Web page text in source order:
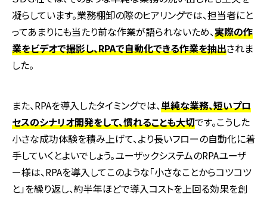
凝らしています。業務棚卸の際のヒアリングでは、担当者にと
ってあまりにも当たり前な作業が語られないため、実際の作
業をビデオで撮影し、RPAで自動化できる作業を抽出されま
した。
また、RPAを導入したタイミングでは、単純な業務、短いプロ
セスのシナリオ開発をして、慣れることも大切です。こうした
小さな成功体験を積み上げて、より長いフローの自動化に着
手していくとよいでしょう。ユーザックシステムのRPAユーザ
ー様は、RPAを導入してこのような「小さなことからコツコツ
と」を繰り返し、約半年ほどで導入コストを上回る効果を創